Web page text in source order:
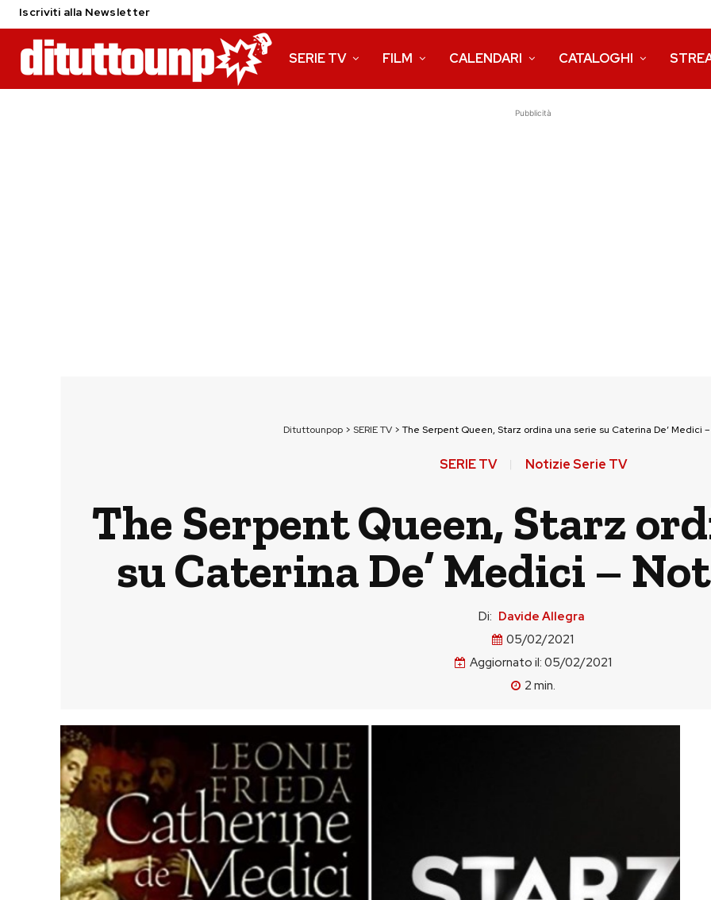
Iscriviti alla Newsletter
SERIE TV FILM CALENDARI CATALOGHI
Pubblicità
Dituttounpop > SERIE TV > The Serpent Queen, Starz ordina una serie su Caterina De’ Medici
SERIE TV Notizie Serie TV
The Serpent Queen, Starz
su Caterina De’ Medici –
Di: Davide Allegra
05/02/2021
Aggiornato il: 05/02/2021
2 min.